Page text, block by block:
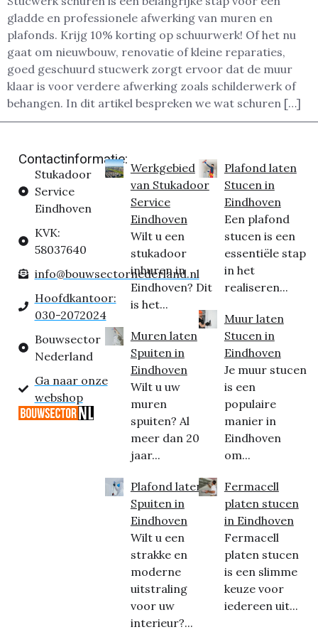
gladde en professionele afwerking van muren en
plafonds. Krijg 10% korting op schuurwerk! Of het nu
gaat om nieuwbouw, renovatie of kleine reparaties,
goed geschuurd stucwerk zorgt ervoor dat de muur
klaar is voor verdere afwerking zoals schilderwerk of
behangen. In dit artikel bespreken we wat schuren […]
Contactinformatie:
Stukadoor
Service
Eindhoven
KVK:
58037640
info@bouwsectornederland.nl
Hoofdkantoor:
030-2072024
Bouwsector
Nederland
Ga naar onze
webshop
Werkgebied
van Stukadoor
Service
Eindhoven
Wilt u een
stukadoor
inhuren in
Eindhoven? Dit
is het...
Muren laten
Spuiten in
Eindhoven
Wilt u uw
muren
spuiten? Al
meer dan 20
jaar...
Plafond laten
Spuiten in
Eindhoven
Wilt u een
strakke en
moderne
uitstraling
voor uw
interieur?...
Plafond laten
Stucen in
Eindhoven
Een plafond
stucen is een
essentiële stap
in het
realiseren...
Muur laten
Stucen in
Eindhoven
Je muur stucen
is een
populaire
manier in
Eindhoven
om...
Fermacell
platen stucen
in Eindhoven
Fermacell
platen stucen
is een slimme
keuze voor
iedereen uit...